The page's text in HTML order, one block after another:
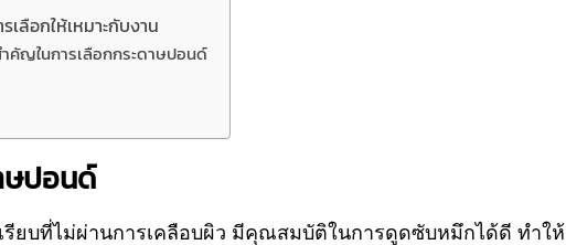
เลือกให้เหมาะกับงาน
คัญในการเลือกกระดาษปอนด์
ษปอนด์
รียบที่ไม่ผ่านการเคลือบผิว มีคุณสมบัติในการดูดซับหมึกได้ดี ทำให้